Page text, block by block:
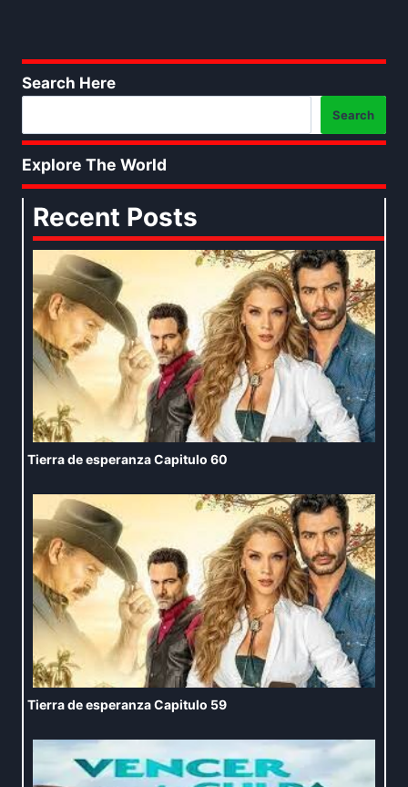
Search Here
Search
Explore The World
Recent Posts
Tierra de esperanza Capitulo 60
Tierra de esperanza Capitulo 59